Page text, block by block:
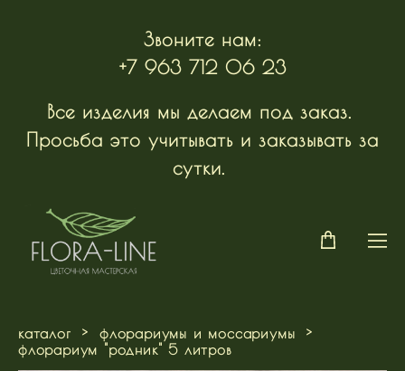
Звоните нам:
+7 963 712 06 23
Все изделия мы делаем под заказ.
Просьба это учитывать и заказывать за
сутки.
каталог > флорариумы и моссариумы
>
флорариум "родник" 5 литров